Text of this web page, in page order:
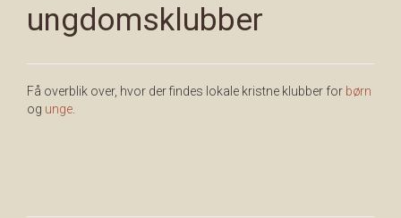
ungdomsklubber
Få overblik over, hvor der findes lokale kristne klubber for børn
og unge